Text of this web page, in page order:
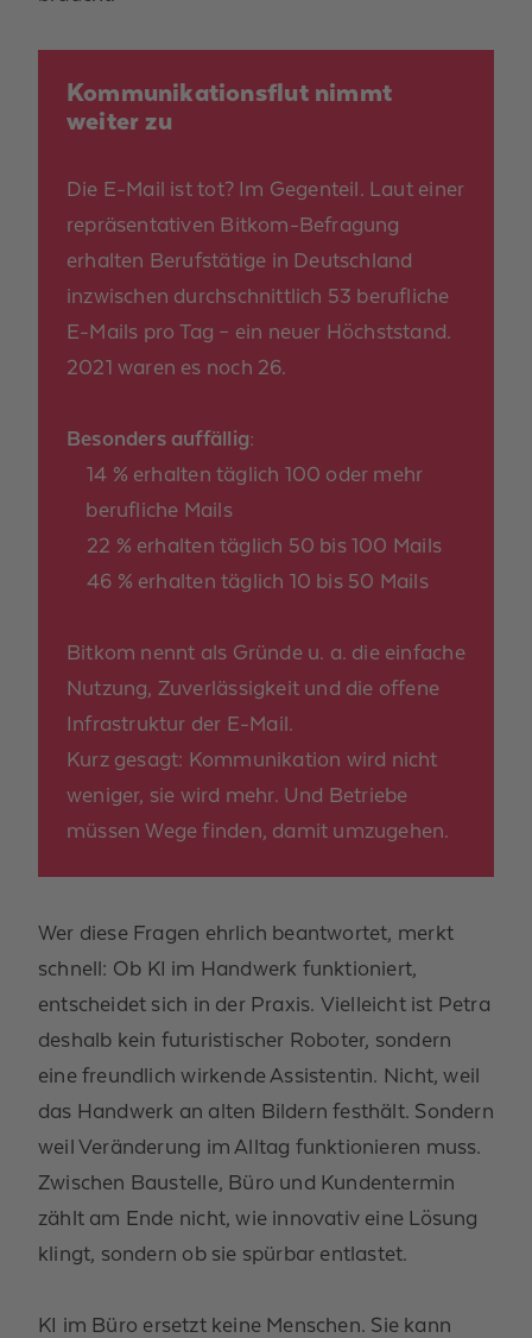
Kommunikationsflut nimmt
weiter zu
Die E-Mail ist tot? Im Gegenteil. Laut einer
repräsentativen Bitkom-Befragung
erhalten Berufstätige in Deutschland
inzwischen durchschnittlich 53 berufliche
E-Mails pro Tag – ein neuer Höchststand.
2021 waren es noch 26.
Besonders auffällig:
14 % erhalten täglich 100 oder mehr
berufliche Mails
22 % erhalten täglich 50 bis 100 Mails
46 % erhalten täglich 10 bis 50 Mails
Bitkom nennt als Gründe u. a. die einfache
Nutzung, Zuverlässigkeit und die offene
Infrastruktur der E-Mail.
Kurz gesagt: Kommunikation wird nicht
weniger, sie wird mehr. Und Betriebe
müssen Wege finden, damit umzugehen.
Wer diese Fragen ehrlich beantwortet, merkt
schnell: Ob KI im Handwerk funktioniert,
entscheidet sich in der Praxis. Vielleicht ist Petra
deshalb kein futuristischer Roboter, sondern
eine freundlich wirkende Assistentin. Nicht, weil
das Handwerk an alten Bildern festhält. Sondern
weil Veränderung im Alltag funktionieren muss.
Zwischen Baustelle, Büro und Kundentermin
zählt am Ende nicht, wie innovativ eine Lösung
klingt, sondern ob sie spürbar entlastet.
KI im Büro ersetzt keine Menschen. Sie kann